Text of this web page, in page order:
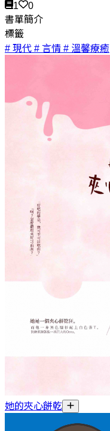
1
0
書單簡介
標籤
# 現代 # 言情 # 溫馨療癒
她的夾心餅乾